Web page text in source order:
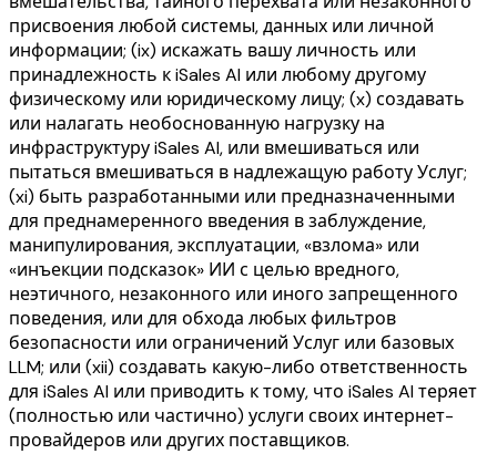
присвоения любой системы, данных или личной
информации; (ix) искажать вашу личность или
принадлежность к iSales AI или любому другому
физическому или юридическому лицу; (x) создавать
или налагать необоснованную нагрузку на
инфраструктуру iSales AI, или вмешиваться или
пытаться вмешиваться в надлежащую работу Услуг;
(xi) быть разработанными или предназначенными
для преднамеренного введения в заблуждение,
манипулирования, эксплуатации, «взлома» или
«инъекции подсказок» ИИ с целью вредного,
неэтичного, незаконного или иного запрещенного
поведения, или для обхода любых фильтров
безопасности или ограничений Услуг или базовых
LLM; или (xii) создавать какую-либо ответственность
для iSales AI или приводить к тому, что iSales AI теряет
(полностью или частично) услуги своих интернет-
провайдеров или других поставщиков.